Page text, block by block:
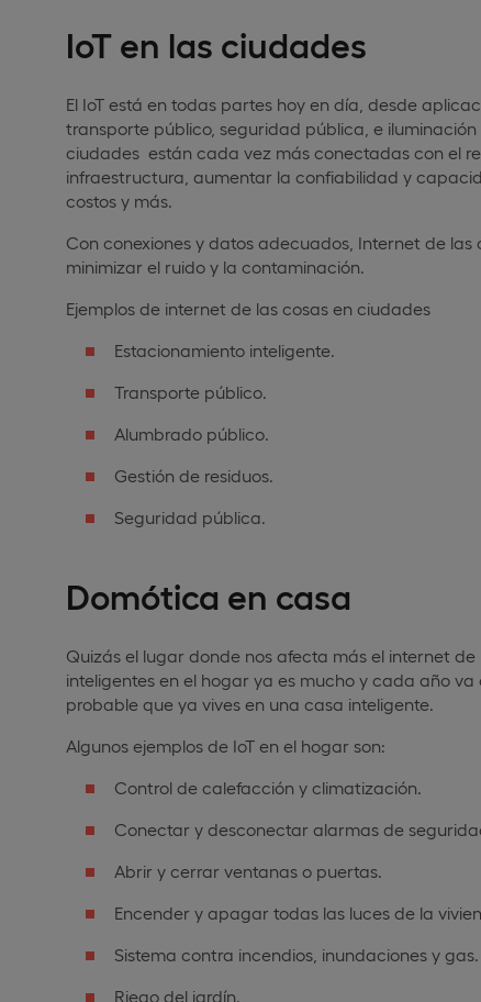
IoT en las ciudades
El IoT está en todas partes hoy en día, desde
transporte público, seguridad pública, e
ciudades están cada vez más conectadas con el
infraestructura, aumentar la confiabilidad y
costos y más.
Con conexiones y datos adecuados, Internet de
minimizar el ruido y la contaminación.
Ejemplos de internet de las cosas en ciudades
Estacionamiento inteligente.
Transporte público.
Alumbrado público.
Gestión de residuos.
Seguridad pública.
Domótica en casa
Quizás el lugar donde nos afecta más el internet
inteligentes en el hogar ya es mucho y cada año
probable que ya vives en una casa inteligente.
Algunos ejemplos de IoT en el hogar son:
Control de calefacción y climatización.
Conectar y desconectar alarmas de
Abrir y cerrar ventanas o puertas.
Encender y apagar todas las luces de la
Sistema contra incendios, inundaciones y gas.
Riego del jardín.